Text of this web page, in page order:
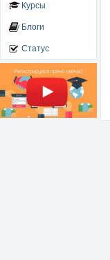
Курсы
Блоги
Статус